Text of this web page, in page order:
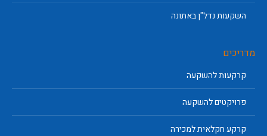
השקעות נדל"ן באתונה
מדריכים
קרקעות להשקעה
פרויקטים להשקעה
קרקע חקלאית למכירה